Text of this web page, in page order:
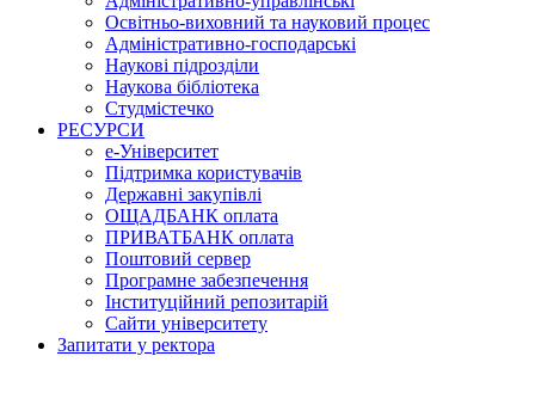
Освітньо-виховний та науковий процес
Адміністративно-господарські
Наукові підрозділи
Наукова бібліотека
Студмістечко
РЕСУРСИ
е-Університет
Підтримка користувачів
Державні закупівлі
ОЩАДБАНК оплата
ПРИВАТБАНК оплата
Поштовий сервер
Програмне забезпечення
Інституційний репозитарій
Сайти університету
Запитати у ректора